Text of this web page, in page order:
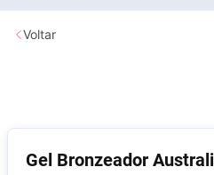
Gel Bronzeador
Voltar
1º Fralda
2
5º Fralda G
6º Shampoo